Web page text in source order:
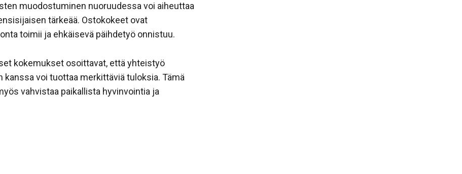
muodostuminen nuoruudessa voi aiheuttaa
tärkeää. Ostokokeet ovat
toimii ja ehkäisevä päihdetyö onnistuu.
kokemukset osoittavat, että yhteistyö
voi tuottaa merkittäviä tuloksia. Tämä
vahvistaa paikallista hyvinvointia ja